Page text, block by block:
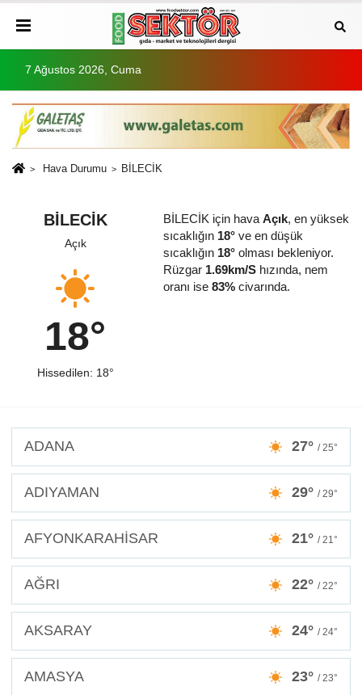
7 Ağustos 2026, Cuma
Hava Durumu BİLECİK
BİLECİK
Açık
18°
Hissedilen: 18°
BİLECİK için hava Açık, en yüksek
sıcaklığın 18°ve en düşük
sıcaklığın 18°olması bekleniyor.
Rüzgar 1.69km/Shızında, nem
oranı ise 83%civarında.
ADANA 27° / 25°
ADIYAMAN 29° / 29°
AFYONKARAHİSAR 21° / 21°
AĞRI 22° / 22°
AKSARAY 24° / 24°
AMASYA 23° / 23°